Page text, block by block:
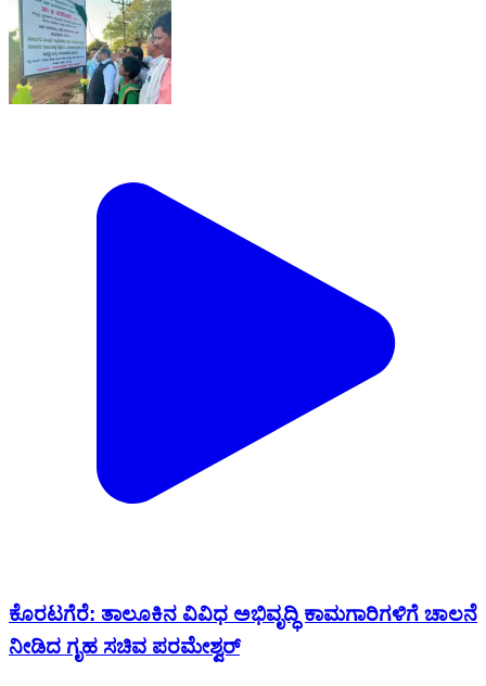
ಕೊರಟಗೆರೆ: ತಾಲೂಕಿನ ವಿವಿಧ ಅಭಿವೃದ್ಧಿ ಕಾಮಗಾರಿಗಳಿಗೆ ಚಾಲನೆ
ನೀಡಿದ ಗೃಹ ಸಚಿವ ಪರಮೇಶ್ವರ್